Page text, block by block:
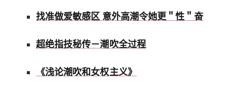
找准做爱敏感区 意外高潮令她更＂性＂奋
超绝指技秘传－潮吹全过程
《浅论潮吹和女权主义》